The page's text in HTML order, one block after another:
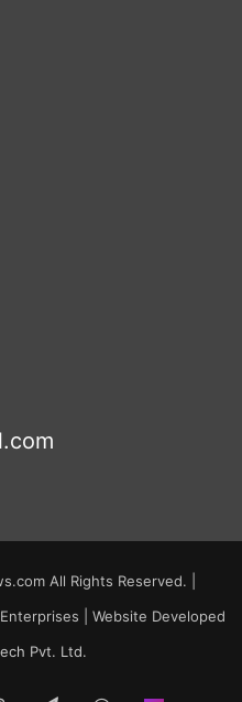
All Rights Reserved. |
| Website Developed
Pvt. Ltd.